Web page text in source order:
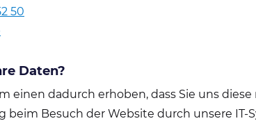
50
Daten?
einen dadurch erhoben, dass Sie uns
beim Besuch der Website durch unsere IT-